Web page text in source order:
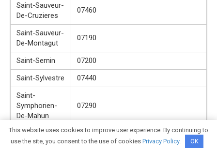
Saint-Sauveur-
De-Cruzieres
07460
Saint-Sauveur-
De-Montagut
07190
Saint-Sernin
07200
Saint-Sylvestre
07440
Saint-
Symphorien-
De-Mahun
07290
Saint-
Symphorien-
This website uses cookies to improve user experience. By continuing to
use the site, you consent to the use of cookies Privacy Policy. OK